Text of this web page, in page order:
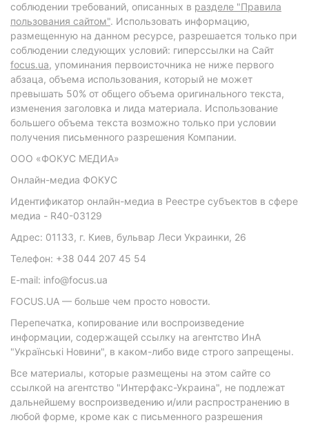
соблюдении требований, описанных в разделе "Правила
пользования сайтом". Использовать информацию,
размещенную на данном ресурсе, разрешается только при
соблюдении следующих условий: гиперссылки на Сайт
focus.ua, упоминания первоисточника не ниже первого
абзаца, объема использования, который не может
превышать 50% от общего объема оригинального текста,
изменения заголовка и лида материала. Использование
большего объема текста возможно только при условии
получения письменного разрешения Компании.
ООО «ФОКУС МЕДИА»
Онлайн-медиа ФОКУС
Идентификатор онлайн-медиа в Реестре субъектов в сфере
медиа - R40-03129
Адрес: 01133, г. Киев, бульвар Леси Украинки, 26
Телефон: +38 044 207 45 54
E-mail: info@focus.ua
FOCUS.UA — больше чем просто новости.
Перепечатка, копирование или воспроизведение
информации, содержащей ссылку на агентство ИнА
"Українські Новини", в каком-либо виде строго запрещены.
Все материалы, которые размещены на этом сайте со
ссылкой на агентство "Интерфакс-Украина", не подлежат
дальнейшему воспроизведению и/или распространению в
любой форме, кроме как с письменного разрешения